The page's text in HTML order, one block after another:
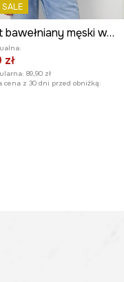
SALE
T-shirt bawełniany męski wzorzysty
89,90 zł
cena z 30 dni przed obniżką: